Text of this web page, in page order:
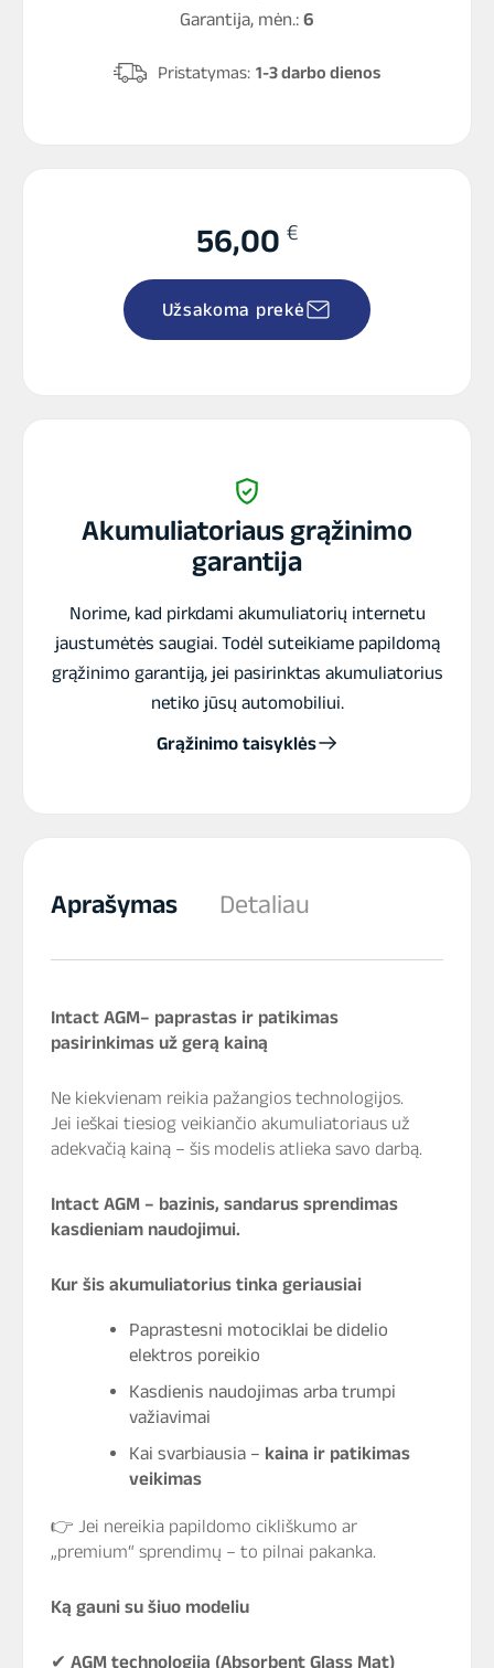
Garantija, mėn.: 6
Pristatymas: 1-3 darbo dienos
56,00 €
Užsakoma prekė
Akumuliatoriaus grąžinimo
garantija
Norime, kad pirkdami akumuliatorių internetu
jaustumėtės saugiai. Todėl suteikiame papildomą
grąžinimo garantiją, jei pasirinktas akumuliatorius
netiko jūsų automobiliui.
Grąžinimo taisyklės
Aprašymas Detaliau
Intact AGM– paprastas ir patikimas
pasirinkimas už gerą kainą
Ne kiekvienam reikia pažangios technologijos.
Jei ieškai tiesiog veikiančio akumuliatoriaus už
adekvačią kainą – šis modelis atlieka savo darbą.
Intact AGM – bazinis, sandarus sprendimas
kasdieniam naudojimui.
Kur šis akumuliatorius tinka geriausiai
Paprastesni motociklai be didelio
elektros poreikio
Kasdienis naudojimas arba trumpi
važiavimai
Kai svarbiausia – kaina ir patikimas
veikimas
👉 Jei nereikia papildomo cikliškumo ar
„premium“ sprendimų – to pilnai pakanka.
Ką gauni su šiuo modeliu
✔ AGM technologija (Absorbent Glass Mat)